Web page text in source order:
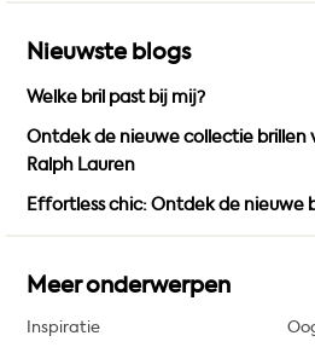
Nieuwste blogs
Welke bril past bij mij?
Ontdek de nieuwe collectie brillen
Ralph Lauren
Effortless chic: Ontdek de nieuwe
Meer onderwerpen
Inspiratie